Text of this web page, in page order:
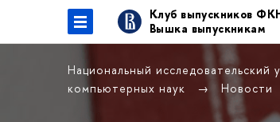
Клуб выпускников
Вышка выпускникам
Национальный
компьютерных наук
Новости